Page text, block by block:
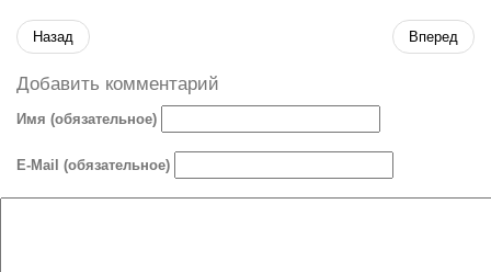
Назад Вперед
Добавить комментарий
Имя (обязательное)
E-Mail (обязательное)